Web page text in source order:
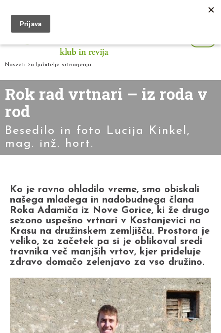
Nasveti za ljubitelje vrtnarjenja
Rok rad vrtnari – iz roda v
rod
Besedilo in foto Lucija Kinkel,
mag. inž. hort.
Ko je ravno ohladilo vreme, smo obiskali
našega mladega in nadobudnega člana
Roka Adamiča iz Nove Gorice, ki že drugo
sezono uspešno vrtnari v Kostanjevici na
Krasu na družinskem zemljišču. Prostora je
veliko, za začetek pa si je oblikoval sredi
travnika več manjših vrtov, kjer prideluje
zdravo domačo zelenjavo za vso družino.